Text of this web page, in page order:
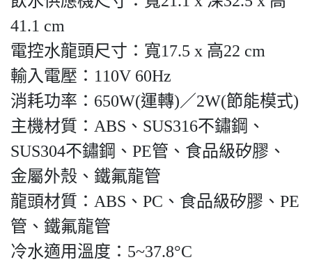
41.1 cm
電控水龍頭尺寸：寬17.5 x 高22 cm
輸入電壓：110V 60Hz
消耗功率：650W(運轉)／2W(節能模式)
主機材質：ABS、SUS316不鏽鋼、
SUS304不鏽鋼、PE管、食品級矽膠、
金屬外殼、鐵氟龍管
龍頭材質：ABS、PC、食品級矽膠、PE
管、鐵氟龍管
冷水適用溫度：5~37.8°C